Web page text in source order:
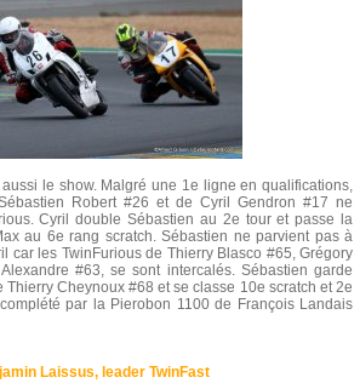
le show. Malgré une 1e ligne en qualifications,
Robert #26 et de Cyril Gendron #17 ne
Cyril double Sébastien au 2e tour et passe la
au 6e rang scratch. Sébastien ne parvient pas à
car les TwinFurious de Thierry Blasco #65, Grégory
#63, se sont intercalés. Sébastien garde
Thierry Cheynoux #68 et se classe 10e scratch et 2e
par la Pierobon 1100 de François Landais
Laissus, leader TwinFast